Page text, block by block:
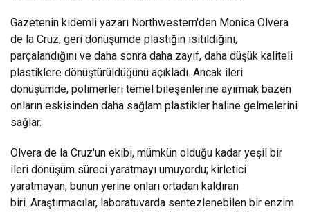
Gazetenin kıdemli yazarı Northwestern'den Monica Olvera
de la Cruz, geri dönüşümde plastiğin ısıtıldığını,
parçalandığını ve daha sonra daha zayıf, daha düşük kaliteli
plastiklere dönüştürüldüğünü açıkladı. Ancak ileri
dönüşümde, polimerleri temel bileşenlerine ayırmak bazen
onların eskisinden daha sağlam plastikler haline gelmelerini
sağlar.
Olvera de la Cruz'un ekibi, mümkün olduğu kadar yeşil bir
ileri dönüşüm süreci yaratmayı umuyordu; kirletici
yaratmayan, bunun yerine onları ortadan kaldıran
biri. Araştırmacılar, laboratuvarda sentezlenebilen bir enzim